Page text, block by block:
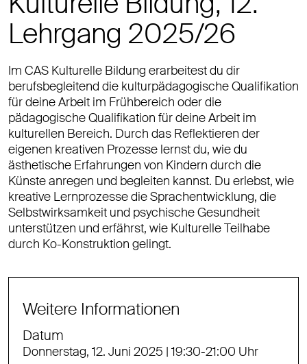
Lehrgang 2025/26
Im CAS Kulturelle Bildung erarbeitest du dir
berufsbegleitend die kulturpädagogische Qualifikation
für deine Arbeit im Frühbereich oder die
pädagogische Qualifikation für deine Arbeit im
kulturellen Bereich. Durch das Reflektieren der
eigenen kreativen Prozesse lernst du, wie du
ästhetische Erfahrungen von Kindern durch die
Künste anregen und begleiten kannst. Du erlebst, wie
kreative Lernprozesse die Sprachentwicklung, die
Selbstwirksamkeit und psychische Gesundheit
unterstützen und erfährst, wie Kulturelle Teilhabe
durch Ko-Konstruktion gelingt.
Weitere Informationen
Datum
Donnerstag, 12. Juni 2025 | 19:30-21:00 Uhr